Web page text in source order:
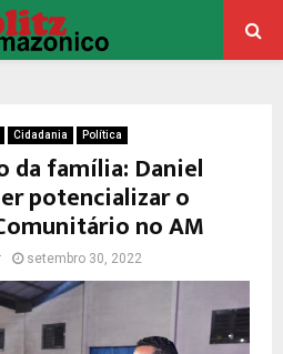
Cidadania Política
da família: Daniel
potencializar o
no AM
setembro 30, 2022